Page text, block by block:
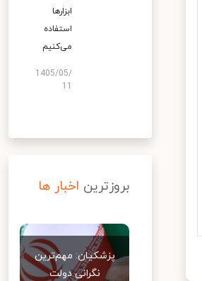
ابزارها
استفاده
می‌کنیم
1405/05/
بروزترین اخبار ها
پزشکیان: مهم‌ترین
نگرانی دولت